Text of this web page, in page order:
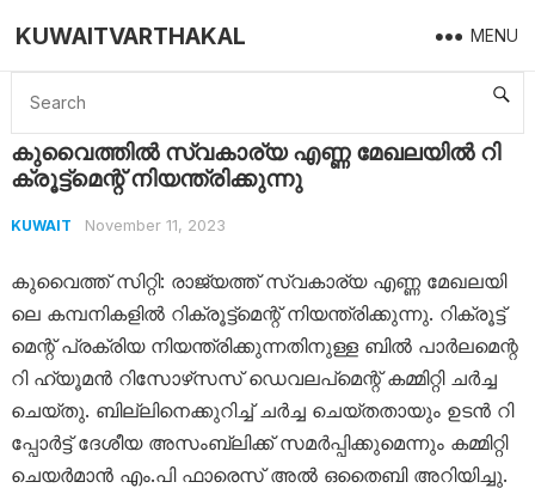
KUWAITVARTHAKAL MENU
Home Kuwait കുവൈത്തിൽ സ്വ​കാ​ര്യ എ​ണ്ണ മേ​ഖ​ല​യി​ൽ റി​ക്രൂ​ട്ട്‌​മെ​ന്റ് നി​യ​ന്ത്രി​ക്കു​ന്നു
കുവൈത്തിൽ സ്വ​കാ​ര്യ എ​ണ്ണ മേ​ഖ​ല​യി​ൽ റി​
ക്രൂ​ട്ട്‌​മെ​ന്റ് നി​യ​ന്ത്രി​ക്കു​ന്നു
KUWAIT November 11, 2023
കു​വൈ​ത്ത് സി​റ്റി: രാ​ജ്യ​ത്ത് സ്വ​കാ​ര്യ എ​ണ്ണ മേ​ഖ​ല​യി​
ലെ ക​മ്പ​നി​ക​ളി​ൽ റി​ക്രൂ​ട്ട്‌​മെ​ന്റ് നി​യ​ന്ത്രി​ക്കു​ന്നു. റി​ക്രൂ​ട്ട്‌​
മെ​ന്റ് പ്ര​ക്രി​യ നി​യ​ന്ത്രി​ക്കു​ന്ന​തി​നു​ള്ള ബി​ൽ പാ​ർ​ല​മെ​ന്റ​
റി ഹ്യൂ​മ​ൻ റി​സോ​ഴ്‌​സ​സ് ഡെ​വ​ല​പ്‌​മെ​ന്റ് ക​മ്മി​റ്റി ച​ർ​ച്ച
ചെ​യ്തു. ബി​ല്ലി​നെ​ക്കു​റി​ച്ച് ച​ർ​ച്ച ചെ​യ്ത​താ​യും ഉ​ട​ൻ റി​
പ്പോ​ർ​ട്ട് ദേ​ശീ​യ അ​സം​ബ്ലി​ക്ക് സ​മ​ർ​പ്പി​ക്കു​മെ​ന്നും ക​മ്മി​റ്റി
ചെ​യ​ർ​മാ​ൻ എം.​പി ഫാ​രെ​സ് അ​ൽ ഒ​തൈ​ബി അ​റി​യി​ച്ചു.